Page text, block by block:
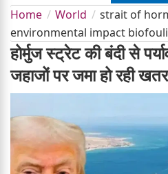
Home World
strait of
environmental impact
होर्मुज स्ट्रेट की बंदी से
जहाजों पर जमा हो रही